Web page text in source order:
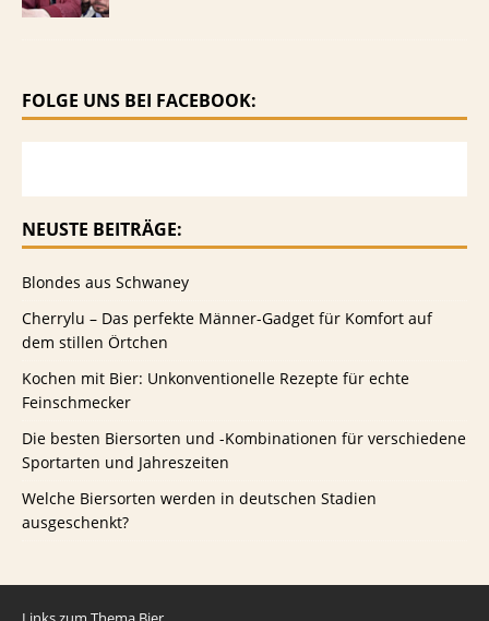
FOLGE UNS BEI FACEBOOK:
NEUSTE BEITRÄGE:
Blondes aus Schwaney
Cherrylu – Das perfekte Männer-Gadget für Komfort auf
dem stillen Örtchen
Kochen mit Bier: Unkonventionelle Rezepte für echte
Feinschmecker
Die besten Biersorten und -Kombinationen für verschiedene
Sportarten und Jahreszeiten
Welche Biersorten werden in deutschen Stadien
ausgeschenkt?